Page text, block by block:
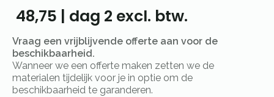
48,75 | dag 2 excl. btw.
Vraag een vrijblijvende offerte aan voor de
beschikbaarheid.
Wanneer we een offerte maken zetten we de
materialen tijdelijk voor je in optie om de
beschikbaarheid te garanderen.